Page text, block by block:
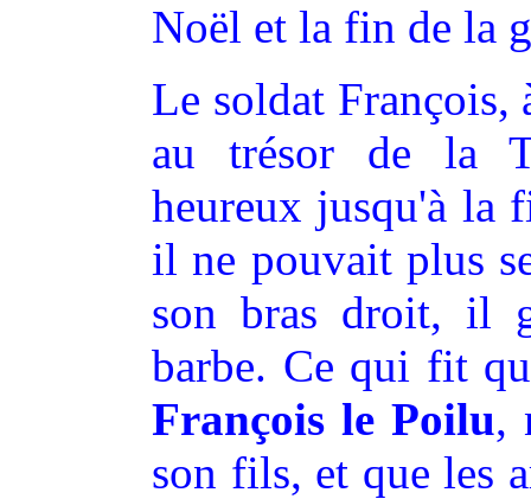
Noël et la fin de la
Le soldat François,
au trésor de la
heureux jusqu'à la
il ne pouvait plus
son bras droit, il
barbe. Ce qui fit
François le Poilu,
son fils, et que les